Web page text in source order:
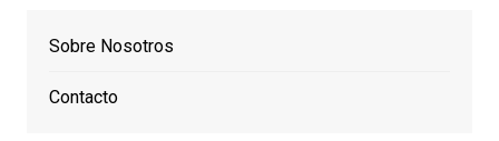
Sobre Nosotros
Contacto